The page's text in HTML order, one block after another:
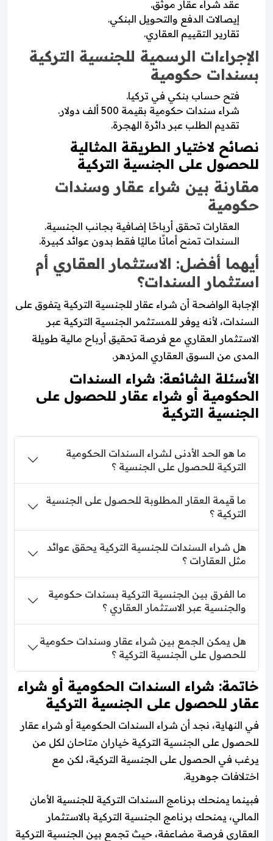
عقد شراء عقار موثق.
إيصالات الدفع والتحويل البنكي.
تقارير التقييم العقاري.
الإجراءات الرسمية للجنسية التركية
بسندات حكومية
فتح حساب بنكي في تركيا.
شراء سندات حكومية بقيمة 500 ألف دولار.
تقديم الطلب عبر دائرة الهجرة.
نصائح لاختيار الطريقة المثالية
للحصول على الجنسية التركية
مقارنة بين شراء عقار وسندات
حكومية
العقارات تحقق أرباحًا إضافية بجانب الجنسية.
السندات تمنح أمانًا ماليًا فقط بدون عوائد كبيرة.
أيهما أفضل: الاستثمار العقاري أم
استثمار السندات؟
الإجابة الواضحة أن شراء عقار للجنسية التركية يتفوق على
السندات، لأنه يوفر للمستثمر الجنسية التركية عبر
الاستثمار العقاري مع فرصة تحقيق أرباح مالية طويلة
المدى من السوق العقاري المزدهر.
الأسئلة الشائعة: شراء السندات
الحكومية أو شراء عقار للحصول على
الجنسية التركية
ما هو الحد الأدنى لشراء السندات الحكومية
التركية للحصول على الجنسية ؟
ما قيمة العقار المطلوبة للحصول على الجنسية
التركية ؟
هل شراء السندات للجنسية التركية يحقق عوائد
مثل العقارات ؟
ما الفرق بين الجنسية التركية بسندات حكومية
والجنسية عبر الاستثمار العقاري ؟
هل يمكن الجمع بين شراء عقار وسندات حكومية
للحصول على الجنسية التركية ؟
خاتمة: شراء السندات الحكومية أو شراء
عقار للحصول على الجنسية التركية
في النهاية، نجد أن شراء السندات الحكومية أو شراء عقار
للحصول على الجنسية التركية خياران متاحان لكل من
يرغب في الحصول على الجنسية التركية، لكن مع
اختلافات جوهرية.
فبينما يمنحك برنامج السندات التركية للجنسية الأمان
المالي، يمنحك برنامج الجنسية التركية بالاستثمار
العقاري فرصة مضاعفة، حيث تجمع بين الجنسية التركية